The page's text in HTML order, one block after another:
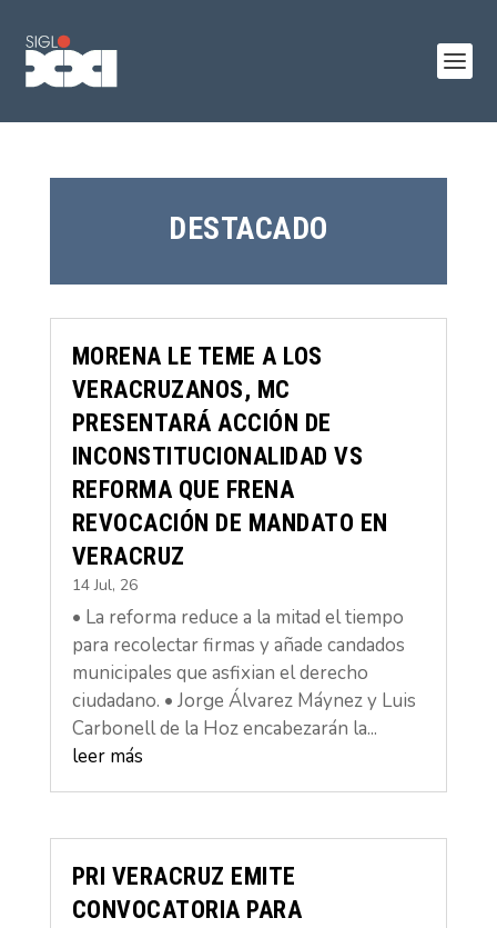
DESTACADO
MORENA LE TEME A LOS
VERACRUZANOS, MC
PRESENTARÁ ACCIÓN DE
INCONSTITUCIONALIDAD VS
REFORMA QUE FRENA
REVOCACIÓN DE MANDATO EN
VERACRUZ
14 Jul, 26
• La reforma reduce a la mitad el tiempo
para recolectar firmas y añade candados
municipales que asfixian el derecho
ciudadano. • Jorge Álvarez Máynez y Luis
Carbonell de la Hoz encabezarán la...
leer más
PRI VERACRUZ EMITE
CONVOCATORIA PARA